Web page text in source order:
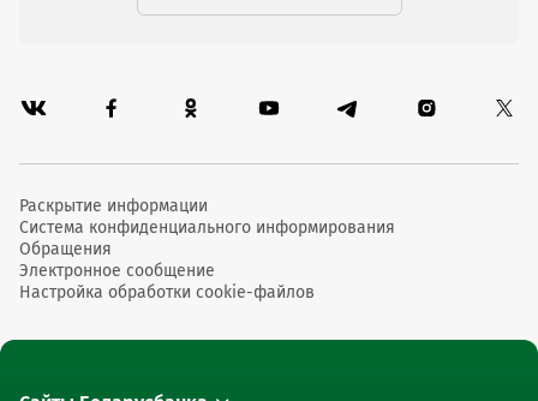
Раскрытие информации
Система конфиденциального информирования
Обращения
Электронное сообщение
Настройка обработки cookie-файлов